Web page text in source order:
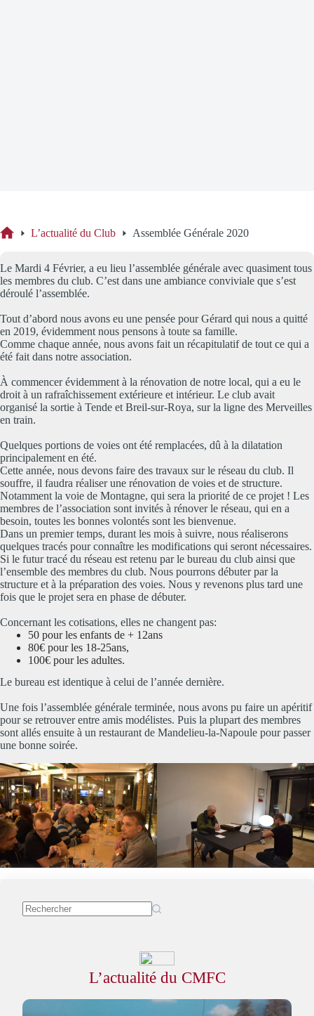
L’actualité du Club Assemblée Générale 2020
Le Mardi 4 Février, a eu lieu l’assemblée générale avec quasiment tous
les membres du club. C’est dans une ambiance conviviale que s’est
déroulé l’assemblée.
Tout d’abord nous avons eu une pensée pour Gérard qui nous a quitté
en 2019, évidemment nous pensons à toute sa famille.
Comme chaque année, nous avons fait un récapitulatif de tout ce qui a
été fait dans notre association.
À commencer évidemment à la rénovation de notre local, qui a eu le
droit à un rafraîchissement extérieure et intérieur. Le club avait
organisé la sortie à Tende et Breil-sur-Roya, sur la ligne des Merveilles
en train.
Quelques portions de voies ont été remplacées, dû à la dilatation
principalement en été.
Cette année, nous devons faire des travaux sur le réseau du club. Il
souffre, il faudra réaliser une rénovation de voies et de structure.
Notamment la voie de Montagne, qui sera la priorité de ce projet ! Les
membres de l’association sont invités à rénover le réseau, qui en a
besoin, toutes les bonnes volontés sont les bienvenue.
Dans un premier temps, durant les mois à suivre, nous réaliserons
quelques tracés pour connaître les modifications qui seront nécessaires.
Si le futur tracé du réseau est retenu par le bureau du club ainsi que
l’ensemble des membres du club. Nous pourrons débuter par la
structure et à la préparation des voies. Nous y revenons plus tard une
fois que le projet sera en phase de débuter.
Concernant les cotisations, elles ne changent pas:
50 pour les enfants de + 12ans
80€ pour les 18-25ans,
100€ pour les adultes.
Le bureau est identique à celui de l’année dernière.
Une fois l’assemblée générale terminée, nous avons pu faire un apéritif
pour se retrouver entre amis modélistes. Puis la plupart des membres
sont allés ensuite à un restaurant de Mandelieu-la-Napoule pour passer
une bonne soirée.
L’actualité du CMFC